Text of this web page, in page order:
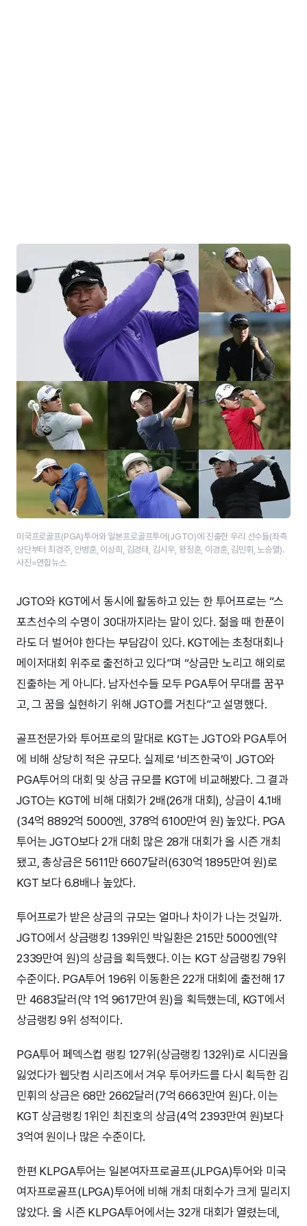
미국프로골프(PGA)투어와 일본프로골프투어(JGTO)에 진출한 우리 선수들(좌측
상단부터 최경주, 안병훈, 이상희, 김경태, 김시우, 왕정훈, 이경훈, 김민휘, 노승열).
사진=연합뉴스
JGTO와 KGT에서 동시에 활동하고 있는 한 투어프로는 “스
포츠선수의 수명이 30대까지라는 말이 있다. 젊을 때 한푼이
라도 더 벌어야 한다는 부담감이 있다. KGT에는 초청대회나
메이저대회 위주로 출전하고 있다”며 “상금만 노리고 해외로
진출하는 게 아니다. 남자선수들 모두 PGA투어 무대를 꿈꾸
고, 그 꿈을 실현하기 위해 JGTO를 거친다”고 설명했다.
골프전문가와 투어프로의 말대로 KGT는 JGTO와 PGA투어
에 비해 상당히 적은 규모다. 실제로 ‘비즈한국’이 JGTO와
PGA투어의 대회 및 상금 규모를 KGT에 비교해봤다. 그 결과
JGTO는 KGT에 비해 대회가 2배(26개 대회), 상금이 4.1배
(34억 8892억 5000엔, 378억 6100만여 원) 높았다. PGA
투어는 JGTO보다 2개 대회 많은 28개 대회가 올 시즌 개최
됐고, 총상금은 5611만 6607달러(630억 1895만여 원)로
KGT 보다 6.8배나 높았다.
투어프로가 받은 상금의 규모는 얼마나 차이가 나는 것일까.
JGTO에서 상금랭킹 139위인 박일환은 215만 5000엔(약
2339만여 원)의 상금을 획득했다. 이는 KGT 상금랭킹 79위
수준이다. PGA투어 196위 이동환은 22개 대회에 출전해 17
만 4683달러(약 1억 9617만여 원)을 획득했는데, KGT에서
상금랭킹 9위 성적이다.
PGA투어 페덱스컵 랭킹 127위(상금랭킹 132위)로 시디권을
잃었다가 웹닷컴 시리즈에서 겨우 투어카드를 다시 획득한 김
민휘의 상금은 68만 2662달러(7억 6663만여 원)다. 이는
KGT 상금랭킹 1위인 최진호의 상금(4억 2393만여 원)보다
3억여 원이나 많은 수준이다.
한편 KLPGA투어는 일본여자프로골프(JLPGA)투어와 미국
여자프로골프(LPGA)투어에 비해 개최 대회수가 크게 밀리지
않았다. 올 시즌 KLPGA투어에서는 32개 대회가 열렸는데,